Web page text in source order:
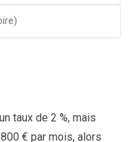
taux de 2 %, mais
€ par mois, alors